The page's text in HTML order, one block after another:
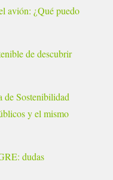
avión: ¿Qué puedo
de descubrir
de Sostenibilidad
y el mismo
dudas